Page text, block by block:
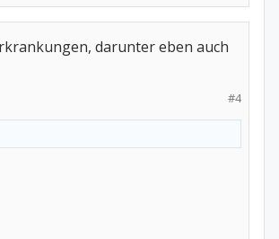
darunter eben auch
#4